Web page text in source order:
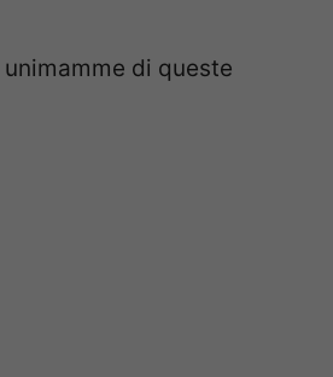
di queste